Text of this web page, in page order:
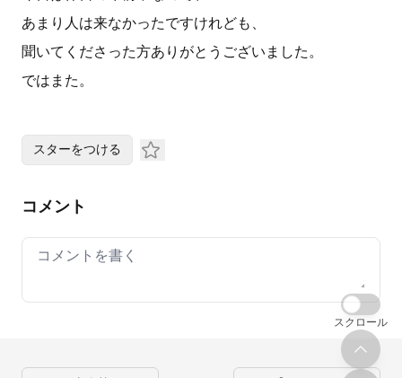
あまり人は来なかったですけれども、
聞いてくださった方ありがとうございました。
ではまた。
スターをつける
コメント
Your comment
スクロール